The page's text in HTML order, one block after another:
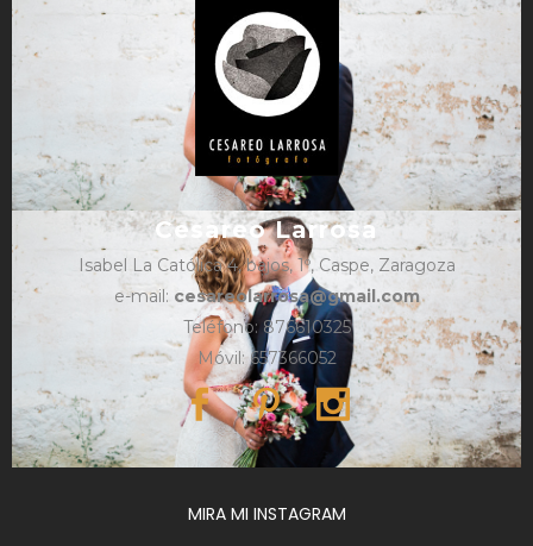
Cesareo Larrosa
Isabel La Católica 4, bajos, 1º, Caspe, Zaragoza
e-mail: cesareolarrosa@gmail.com
Teléfono: 876610325
Móvil: 657366052
MIRA MI INSTAGRAM